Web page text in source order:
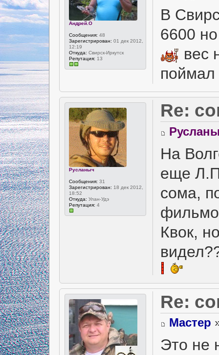
Андрей.О
Сообщения: 48
Зарегистрирован: 01 дек 2012,
12:19
Откуда: Свирск-Иркутск
Репутация: 13
В
6600
вес
Русланыч
Сообщения: 31
Зарегистрирован: 18 дек 2012,
18:52
Откуда: Улан-Удэ
Репутация: 4
Re:
На
еще
сома,
Квок,
Re:
Мастер
Это не